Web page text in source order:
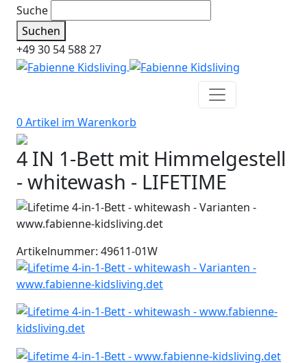
Suche
Suchen
+49 30 54 588 27
0 Artikel im Warenkorb
4 IN 1-Bett mit Himmelgestell
- whitewash - LIFETIME
Artikelnummer: 49611-01W